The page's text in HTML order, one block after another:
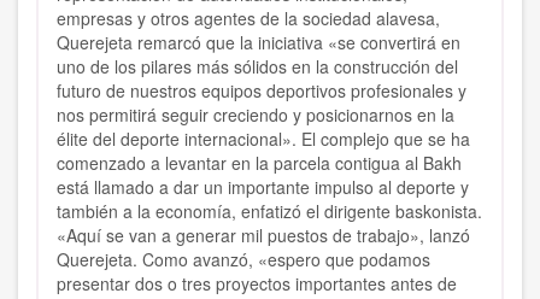
empresas y otros agentes de la sociedad alavesa,
Querejeta remarcó que la iniciativa «se convertirá en
uno de los pilares más sólidos en la construcción del
futuro de nuestros equipos deportivos profesionales y
nos permitirá seguir creciendo y posicionarnos en la
élite del deporte internacional». El complejo que se ha
comenzado a levantar en la parcela contigua al Bakh
está llamado a dar un importante impulso al deporte y
también a la economía, enfatizó el dirigente baskonista.
«Aquí se van a generar mil puestos de trabajo», lanzó
Querejeta. Como avanzó, «espero que podamos
presentar dos o tres proyectos importantes antes de